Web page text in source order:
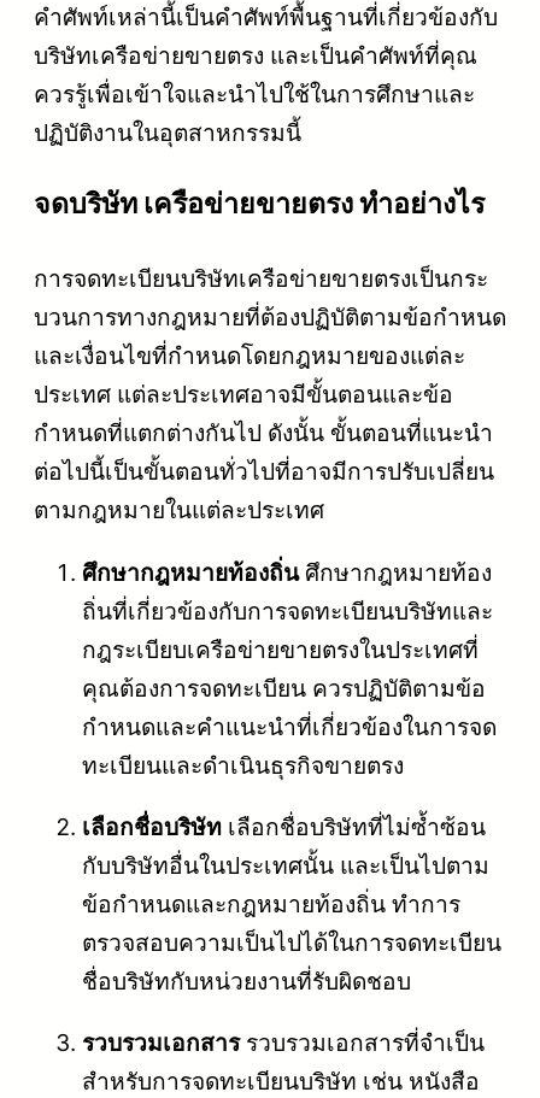
คำศัพท์เหล่านี้เป็นคำศัพท์พื้นฐานที่เกี่ยวข้องกับ
บริษัทเครือข่ายขายตรง และเป็นคำศัพท์ที่คุณ
ควรรู้เพื่อเข้าใจและนำไปใช้ในการศึกษาและ
ปฏิบัติงานในอุตสาหกรรมนี้
จดบริษัท เครือข่ายขายตรง ทำอย่างไร
การจดทะเบียนบริษัทเครือข่ายขายตรงเป็นกระ
บวนการทางกฎหมายที่ต้องปฏิบัติตามข้อกำหนด
และเงื่อนไขที่กำหนดโดยกฎหมายของแต่ละ
ประเทศ แต่ละประเทศอาจมีขั้นตอนและข้อ
กำหนดที่แตกต่างกันไป ดังนั้น ขั้นตอนที่แนะนำ
ต่อไปนี้เป็นขั้นตอนทั่วไปที่อาจมีการปรับเปลี่ยน
ตามกฎหมายในแต่ละประเทศ
ศึกษากฎหมายท้องถิ่นศึกษากฎหมายท้อง
ถิ่นที่เกี่ยวข้องกับการจดทะเบียนบริษัทและ
กฎระเบียบเครือข่ายขายตรงในประเทศที่
คุณต้องการจดทะเบียน ควรปฏิบัติตามข้อ
กำหนดและคำแนะนำที่เกี่ยวข้องในการจด
ทะเบียนและดำเนินธุรกิจขายตรง
เลือกชื่อบริษัท เลือกชื่อบริษัทที่ไม่ซ้ำซ้อน
กับบริษัทอื่นในประเทศนั้น และเป็นไปตาม
ข้อกำหนดและกฎหมายท้องถิ่น ทำการ
ตรวจสอบความเป็นไปได้ในการจดทะเบียน
ชื่อบริษัทกับหน่วยงานที่รับผิดชอบ
รวบรวมเอกสารรวบรวมเอกสารที่จำเป็น
สำหรับการจดทะเบียนบริษัท เช่น หนังสือ